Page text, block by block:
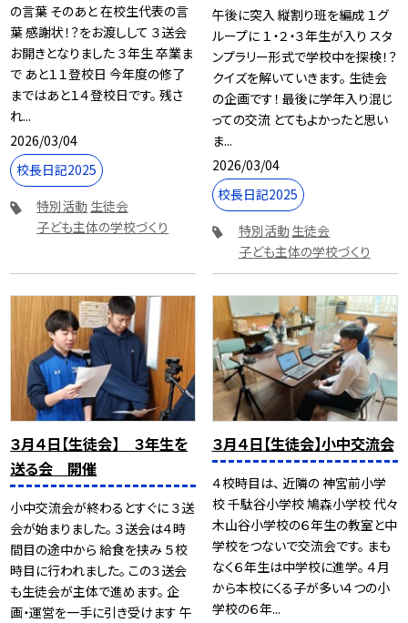
の言葉 そのあと 在校生代表の言
葉 感謝状！？をお渡しして ３送会
お開きとなりました ３年生 卒業ま
で あと１１登校日 今年度の修了
まではあと１４登校日です。 残さ
れ...
2026/03/04
校長日記2025
特別活動 生徒会
子ども主体の学校づくり
午後に突入 縦割り班を編成 １グ
ループに １・２・３年生が入り スタ
ンプラリー形式で学校中を探検！？
クイズを解いていきます。 生徒会
の企画です！ 最後に学年入り混じ
っての交流 とてもよかったと思い
ま...
2026/03/04
校長日記2025
特別活動生徒会
子ども主体の学校づくり
３月４日【生徒会】 ３年生を
送る会 開催
小中交流会が終わるとすぐに ３送
会が始まりました。 ３送会は４時
間目の途中から 給食を挟み ５校
時目に行われました。 この３送会
も生徒会が主体で進めます。 企
画・運営を一手に引き受けます 午
３月４日【生徒会】小中交流会
４校時目は、 近隣の 神宮前小学
校 千駄谷小学校 鳩森小学校 代々
木山谷小学校の６年生の教室と中
学校をつないで交流会です。 まも
なく６年生は中学校に進学。 ４月
から本校にくる子が多い４つの小
学校の６年...